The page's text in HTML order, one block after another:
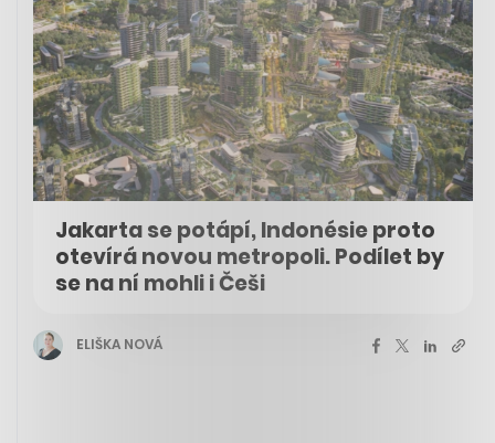
Jakarta se potápí, Indonésie proto
otevírá novou metropoli. Podílet by
se na ní mohli i Češi
ELIŠKA NOVÁ